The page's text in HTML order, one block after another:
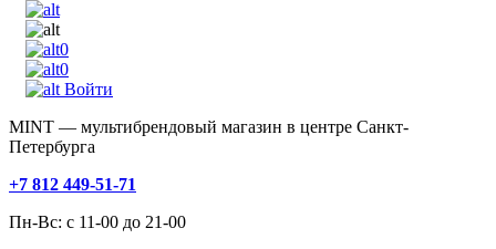
0
0
Войти
MINT — мультибрендовый магазин в центре Санкт-
Петербурга
+7 812 449-51-71
Пн-Вс: с 11-00 до 21-00